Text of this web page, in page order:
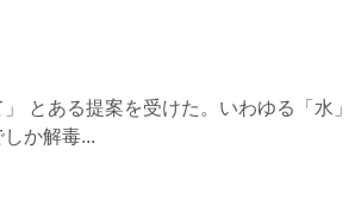
とある提案を受けた。いわゆる「水」
か解毒...